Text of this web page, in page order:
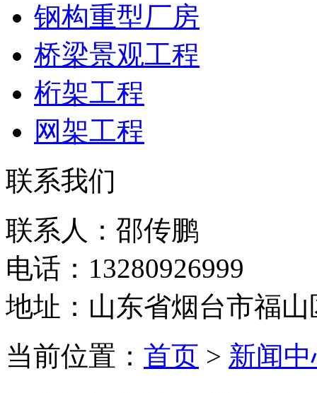
钢构重型厂房
桥梁景观工程
桁架工程
网架工程
联系我们
联系人：邵传鹏
电话：13280926999
地址：山东省烟台市福
当前位置： 首页 > 新闻